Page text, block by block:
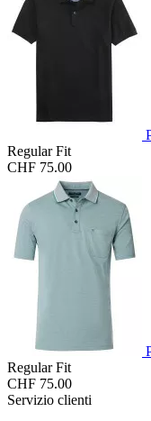
Regular Fit
CHF 75.00
Regular Fit
CHF 75.00
Servizio clienti